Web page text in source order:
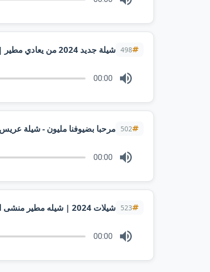
498 شيلة جديد 2024 من يعادي مطير | اداء فهد العيباني
00:00
502
00:00
523 شيلات 2024 | شيله مطير منشى المراجل حله وحاله | اداء فهد العيباني
00:00